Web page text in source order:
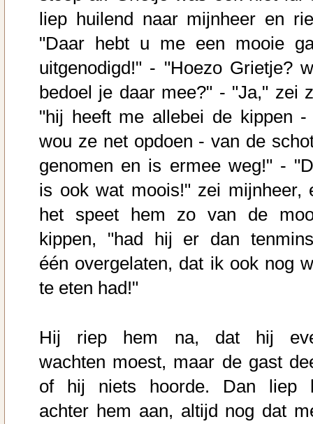
liep huilend naar mijnheer en
"Daar hebt u me een mooie
uitgenodigd!" - "Hoezo Grietje?
bedoel je daar mee?" - "Ja," zei
"hij heeft me allebei de kippen -
wou ze net opdoen - van de
genomen en is ermee weg!" -
is ook wat moois!" zei mijnheer,
het speet hem zo van de
kippen, "had hij er dan
één overgelaten, dat ik ook nog
te eten had!"
Hij riep hem na, dat hij
wachten moest, maar de gast
of hij niets hoorde. Dan liep
achter hem aan, altijd nog dat